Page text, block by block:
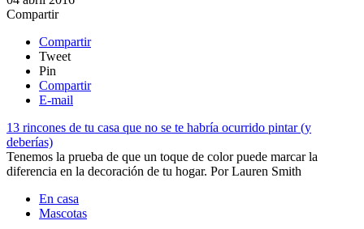
Compartir
Compartir
Tweet
Pin
Compartir
E-mail
13 rincones de tu casa que no se te habría ocurrido pintar (y
deberías)
Tenemos la prueba de que un toque de color puede marcar la
diferencia en la decoración de tu hogar. PorLauren Smith
En casa
Mascotas